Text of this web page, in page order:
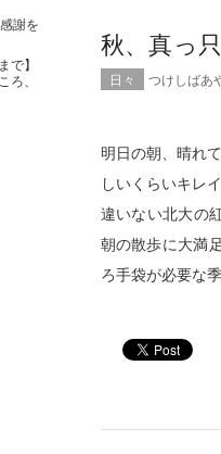
秋、真っ只
日々 つけしばあ
明日の朝、晴れ
しいくらいキレ
違いない北大の
朝の散歩に大満
ろ手袋が必要な
謝を
で】
ろ、